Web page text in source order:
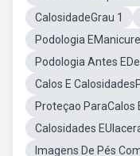
CalosidadeGrau 1
Podologia EManicure
Podologia Antes
Calos E
Proteçao ParaCalos
Calosidades
Imagens De Pés